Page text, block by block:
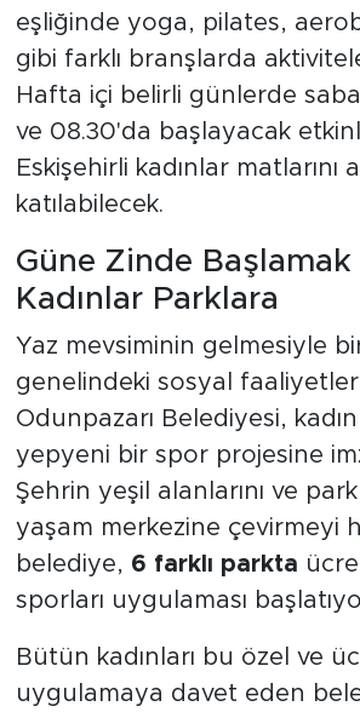
eşliğinde yoga, pilates,
gibi farklı branşlarda
Hafta içi belirli günlerde
ve 08.30'da başlayacak
Eskişehirli kadınlar matlarını
katılabilecek.
Güne Zinde Başlamak
Kadınlar Parklara
Yaz mevsiminin gelmesiyle
genelindeki sosyal
Odunpazarı Belediyesi,
yepyeni bir spor projesine
Şehrin yeşil alanlarını ve
yaşam merkezine çevirmeyi
belediye, 6 farklı parkta
sporları uygulaması
Bütün kadınları bu özel ve
uygulamaya davet eden